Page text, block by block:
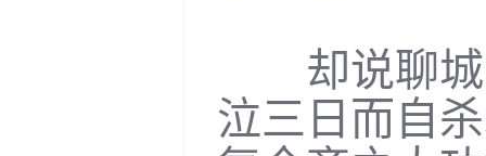
却说聊城
泣三日而自